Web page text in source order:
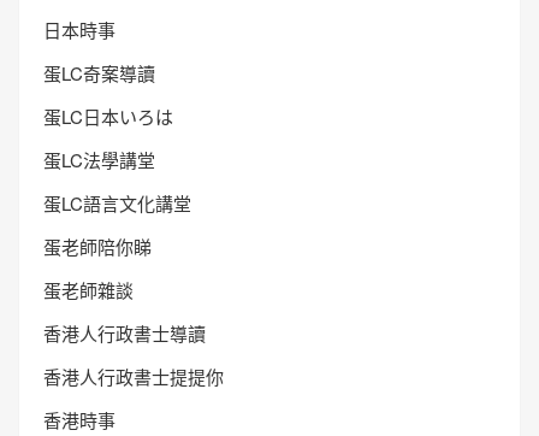
日本時事
蛋LC奇案導讀
蛋LC日本いろは
蛋LC法學講堂
蛋LC語言文化講堂
蛋老師陪你睇
蛋老師雜談
香港人行政書士導讀
香港人行政書士提提你
香港時事